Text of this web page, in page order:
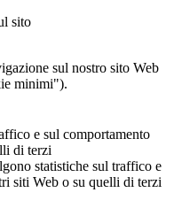
sito
sul nostro sito Web
minimi").
e sul comportamento
di terzi
statistiche sul traffico e
siti Web o su quelli di terzi